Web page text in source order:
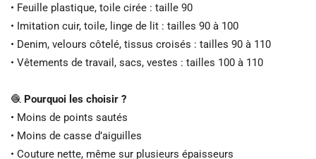
• Feuille plastique, toile cirée : taille 90
• Imitation cuir, toile, linge de lit : tailles 90 à 100
• Denim, velours côtelé, tissus croisés : tailles 90 à 110
• Vêtements de travail, sacs, vestes : tailles 100 à 110
🧶 Pourquoi les choisir ?
• Moins de points sautés
• Moins de casse d’aiguilles
• Couture nette, même sur plusieurs épaisseurs